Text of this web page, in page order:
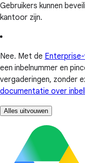
Gebruikers kunnen
kantoor zijn.
Nee. Met de
een inbelnummer en
vergaderingen, zonder
documentatie over
Alles uitvouwen